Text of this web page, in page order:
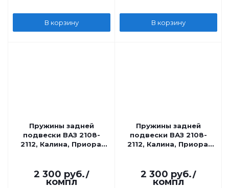
В корзину В корзину
Пружины задней
подвески ВАЗ 2108-
2112, Калина, Приора,
2 300 руб./
компл
Пружины задней
подвески ВАЗ 2108-
2112, Калина, Приора,
2 300 руб./
компл